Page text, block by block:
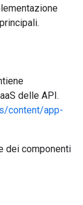
delle API.
content/app-
dei componenti